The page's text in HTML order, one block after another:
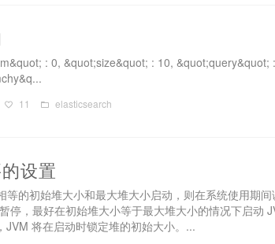
: 0, &quot;size&quot; : 10, &quot;query&quot;
11 elasticsearch
设置
等的初始堆大小和最大堆大小启动，则在系统使用期
停，最好在初始堆大小等于最大堆大小的情况下启动
将在启动时锁定堆的初始大小。...